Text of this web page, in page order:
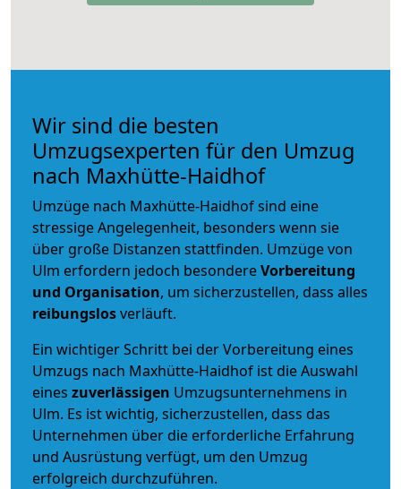
Wir sind die besten
Umzugsexperten für den Umzug
nach Maxhütte-Haidhof
Umzüge nach Maxhütte-Haidhof sind eine
stressige Angelegenheit, besonders wenn sie
über große Distanzen stattfinden. Umzüge von
Ulm erfordern jedoch besondereVorbereitung
und Organisation, um sicherzustellen, dass alles
reibungslosverläuft.
Ein wichtiger Schritt bei der Vorbereitung eines
Umzugs nach Maxhütte-Haidhof ist die Auswahl
eines zuverlässigen Umzugsunternehmens in
Ulm. Es ist wichtig, sicherzustellen, dass das
Unternehmen über die erforderliche Erfahrung
und Ausrüstung verfügt, um den Umzug
erfolgreich durchzuführen.